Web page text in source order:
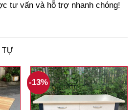
tư vấn và hỗ trợ nhanh chóng!
TỰ
-13%